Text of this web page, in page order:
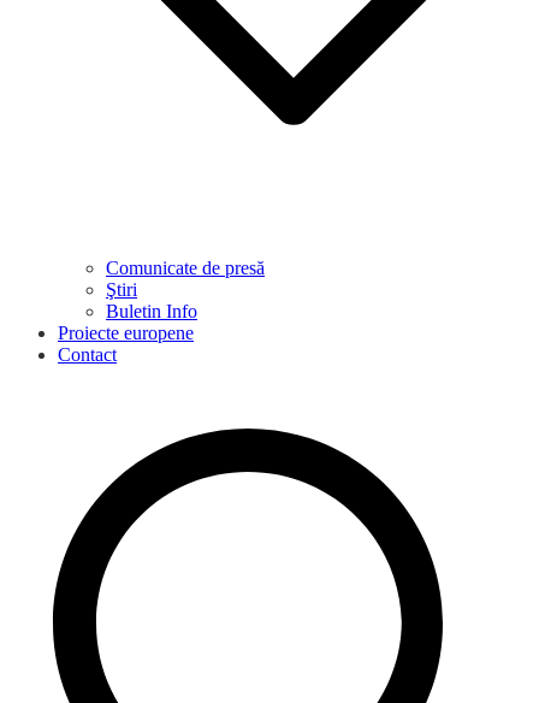
Comunicate de presă
Ştiri
Buletin Info
Proiecte europene
Contact